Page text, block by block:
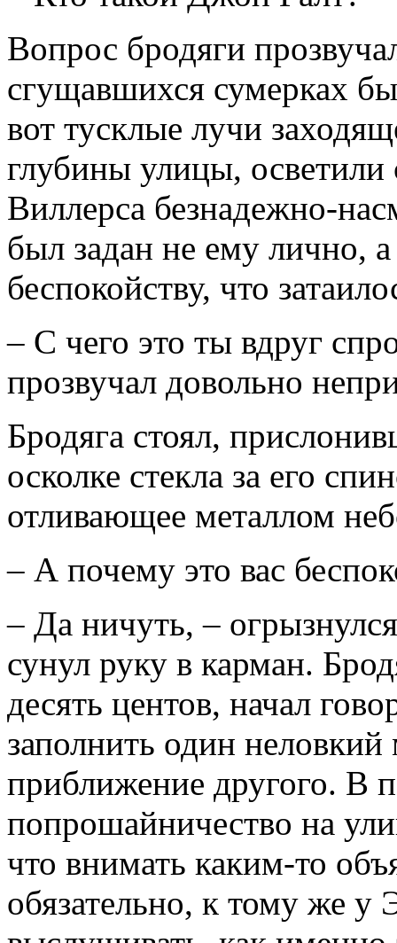
Вопрос бродяги
сгущавшихся сумерках
вот тусклые лучи
глубины улицы,
Виллерса безнадежно-
был задан не ему лично,
беспокойству, что
– С чего это ты вдруг
прозвучал довольно
Бродяга стоял,
осколке стекла за его
отливающее металлом
– А почему это вас
– Да ничуть, –
сунул руку в карман.
десять центов, начал
заполнить один
приближение другого. В
попрошайничество на
что внимать каким-то
обязательно, к тому же у